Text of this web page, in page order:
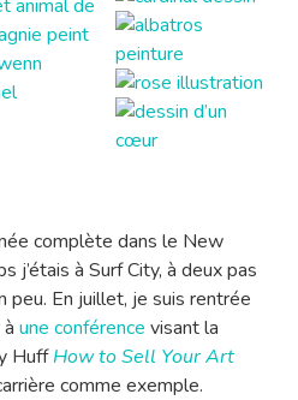
complète dans le New
j’étais à Surf City, à deux pas
peu. En juillet, je suis rentrée
une conférence visant la
HuffHow to Sell Your Art
comme exemple.